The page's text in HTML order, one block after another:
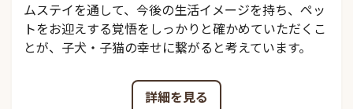
ムステイを通して、今後の生活イメージを持ち、ペッ
トをお迎えする覚悟をしっかりと確かめていただくこ
とが、子犬・子猫の幸せに繋がると考えています。
詳細を見る